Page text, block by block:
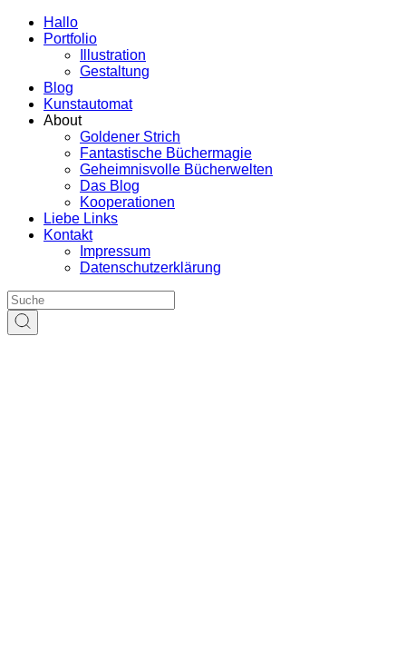
Hallo
Portfolio
Illustration
Gestaltung
Blog
Kunstautomat
About
Goldener Strich
Fantastische Büchermagie
Geheimnisvolle Bücherwelten
Das Blog
Kooperationen
Liebe Links
Kontakt
Impressum
Datenschutzerklärung